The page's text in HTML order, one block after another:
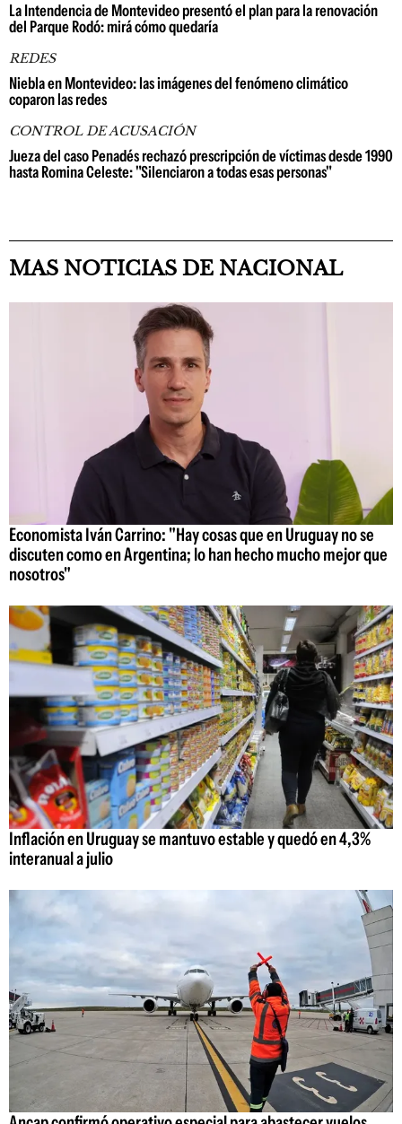
La Intendencia de Montevideo presentó el plan para la renovación
del Parque Rodó: mirá cómo quedaría
REDES
Niebla en Montevideo: las imágenes del fenómeno climático
coparon las redes
CONTROL DE ACUSACIÓN
Jueza del caso Penadés rechazó prescripción de víctimas desde 1990
hasta Romina Celeste: "Silenciaron a todas esas personas"
MAS NOTICIAS DE NACIONAL
Economista Iván Carrino: "Hay cosas que en Uruguay no se
discuten como en Argentina; lo han hecho mucho mejor que
nosotros"
Inflación en Uruguay se mantuvo estable y quedó en 4,3%
interanual a julio